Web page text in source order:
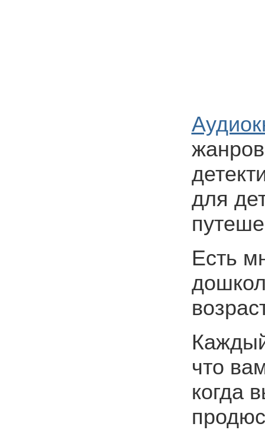
для
Есть
что
когда